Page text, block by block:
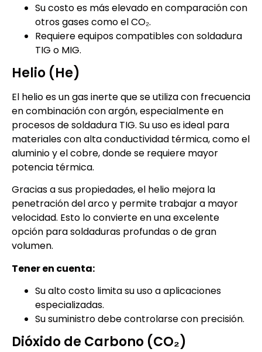
Su costo es más elevado en comparación con
otros gases como el CO₂.
Requiere equipos compatibles con soldadura
TIG o MIG.
Helio (He)
El helio es un gas inerte que se utiliza con frecuencia
en combinación con argón, especialmente en
procesos de soldadura TIG. Su uso es ideal para
materiales con alta conductividad térmica, como el
aluminio y el cobre, donde se requiere mayor
potencia térmica.
Gracias a sus propiedades, el helio mejora la
penetración del arco y permite trabajar a mayor
velocidad. Esto lo convierte en una excelente
opción para soldaduras profundas o de gran
volumen.
Tener en cuenta:
Su alto costo limita su uso a aplicaciones
especializadas.
Su suministro debe controlarse con precisión.
Dióxido de Carbono (CO₂)